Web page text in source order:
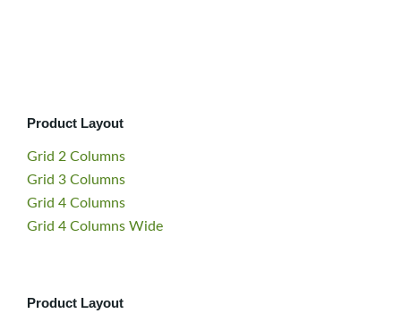
Product Layout
Grid 2 Columns
Grid 3 Columns
Grid 4 Columns
Grid 4 Columns Wide
Product Layout